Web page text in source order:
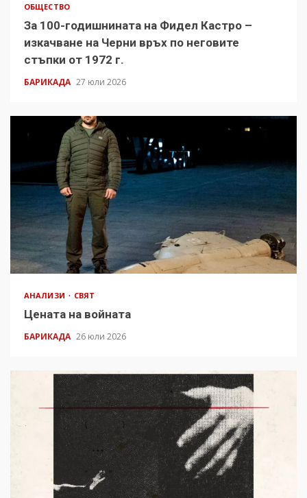
ОБЩЕСТВО
За 100-годишнината на Фидел Кастро –
изкачване на Черни връх по неговите
стъпки от 1972 г.
БАРИКАДА 27 юли 2026
АНАЛИЗИ СВЯТ
Цената на войната
БАРИКАДА 26 юли 2026